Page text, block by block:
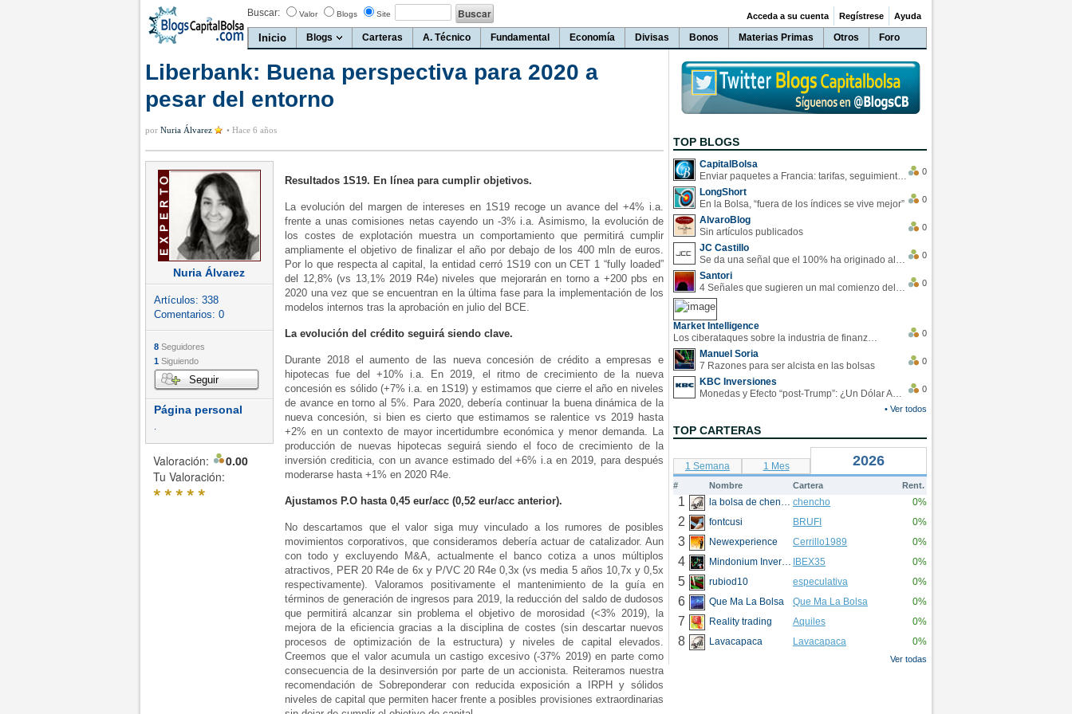
Buscar: Valor Blogs Site
Inicio Blogs Carteras A. Técnico Fundamental Economía Divisas Bonos Materias Primas Otros Foro
Acceda a su cuenta Regístrese Ayuda
Liberbank: Buena perspectiva para 2020 a
pesar del entorno
por Nuria Álvarez • Hace 6 años
Nuria Álvarez
Artículos: 338
Comentarios: 0
8 Seguidores
1 Siguiendo
Seguir
Página personal
Valoración:
0.00
Tu Valoración:
*****
Resultados 1S19. En línea para cumplir objetivos.
La evolución del margen de intereses en 1S19 recoge un avance del +4% i.a.
frente a unas comisiones netas cayendo un -3% i.a. Asimismo, la evolución de
los costes de explotación muestra un comportamiento que permitirá cumplir
ampliamente el objetivo de finalizar el año por debajo de los 400 mln de euros.
Por lo que respecta al capital, la entidad cerró 1S19 con un CET 1 “fully loaded”
del 12,8% (vs 13,1% 2019 R4e) niveles que mejorarán en torno a +200 pbs en
2020 una vez que se encuentran en la última fase para la implementación de los
modelos internos tras la aprobación en julio del BCE.
La evolución del crédito seguirá siendo clave.
Durante 2018 el aumento de las nueva concesión de crédito a empresas e
hipotecas fue del +10% i.a. En 2019, el ritmo de crecimiento de la nueva
concesión es sólido (+7% i.a. en 1S19) y estimamos que cierre el año en niveles
de avance en torno al 5%. Para 2020, debería continuar la buena dinámica de la
nueva concesión, si bien es cierto que estimamos se ralentice vs 2019 hasta
+2% en un contexto de mayor incertidumbre económica y menor demanda. La
producción de nuevas hipotecas seguirá siendo el foco de crecimiento de la
inversión crediticia, con un avance estimado del +6% i.a en 2019, para después
moderarse hasta +1% en 2020 R4e.
Ajustamos P.O hasta 0,45 eur/acc (0,52 eur/acc anterior).
No descartamos que el valor siga muy vinculado a los rumores de posibles
movimientos corporativos, que consideramos debería actuar de catalizador. Aun
con todo y excluyendo M&A, actualmente el banco cotiza a unos múltiplos
atractivos, PER 20 R4e de 6x y P/VC 20 R4e 0,3x (vs media 5 años 10,7x y 0,5x
respectivamente). Valoramos positivamente el mantenimiento de la guía en
términos de generación de ingresos para 2019, la reducción del saldo de dudosos
que permitirá alcanzar sin problema el objetivo de morosidad (<3% 2019), la
mejora de la eficiencia gracias a la disciplina de costes (sin descartar nuevos
procesos de optimización de la estructura) y niveles de capital elevados.
Creemos que el valor acumula un castigo excesivo (-37% 2019) en parte como
consecuencia de la desinversión por parte de un accionista. Reiteramos nuestra
recomendación de Sobreponderar con reducida exposición a IRPH y sólidos
niveles de capital que permiten hacer frente a posibles provisiones extraordinarias
TOP BLOGS
CapitalBolsa
Enviar paquetes a Francia: tarifas, seguimiento y ventajas destacadas
0
LongShort
En la Bolsa, “fuera de los índices se vive mejor”
0
AlvaroBlog
Sin artículos publicados
0
JC Castillo
Se da una señal que el 100% ha originado alzas en las bolsas
0
Santori
4 Señales que sugieren un mal comienzo del 3T de la economía EEUU
0
Market Intelligence
Los ciberataques sobre la industria de finanzas se han duplicado este año
0
Manuel Soria
7 Razones para ser alcista en las bolsas
0
KBC Inversiones
Monedas y Efecto “post-Trump”: ¿Un Dólar Americano operando en rangos?
0
• Ver todos
TOP CARTERAS
1 Semana 1 Mes 2026
# Nombre Cartera Rent.
1 la bolsa de chencho chencho 0%
2 fontcusi BRUFI 0%
3 Newexperience Cerrillo1989 0%
4 Mindonium Inversions IBEX35 0%
5 rubiod10 especulativa 0%
6 Que Ma La Bolsa Que Ma La Bolsa 0%
7 Reality trading Aquiles 0%
8 Lavacapaca Lavacapaca 0%
Ver todas